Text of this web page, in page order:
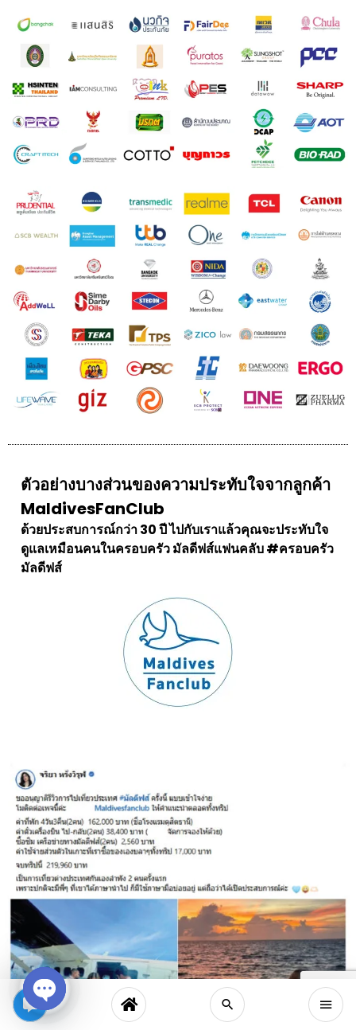
ตัวอย่างบางส่วนของความประทับใจจากลูกค้า
MaldivesFanClub
ด้วยประสบการณ์กว่า 30 ปี ไปกับเราแล้วคุณจะประทับใจ
ดูแลเหมือนคนในครอบครัว มัลดีฟส์แฟนคลับ #ครอบครัว
มัลดีฟส์
Open